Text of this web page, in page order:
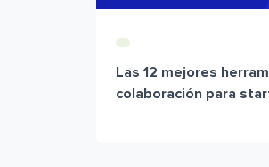
Las 12 mejores
colaboración para